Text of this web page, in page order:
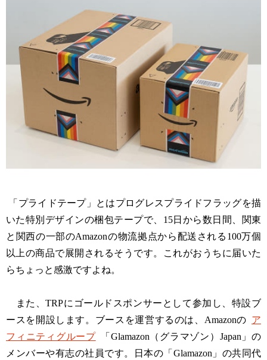
「プライドテープ」とはプログレスプライドフラッグを描
いた特別デザインの梱包テープで、15日から数日間、関東
と関西の一部のAmazonの物流拠点から配送される100万個
以上の商品で展開されるそうです。これがおうちに届いた
らちょっと感激ですよね。
また、TRPにゴールドスポンサーとして参加し、特設ブ
ースを開設します。ブースを運営するのは、Amazonの ア
フィニティグループ
「Glamazon（グラマゾン）Japan」の
メンバーや有志の社員です。日本の「Glamazon」の共同代